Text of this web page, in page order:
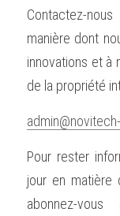
Contactez-
manière dont
innovations et à
de la propriété
Pour rester
jour en matière
abonnez-